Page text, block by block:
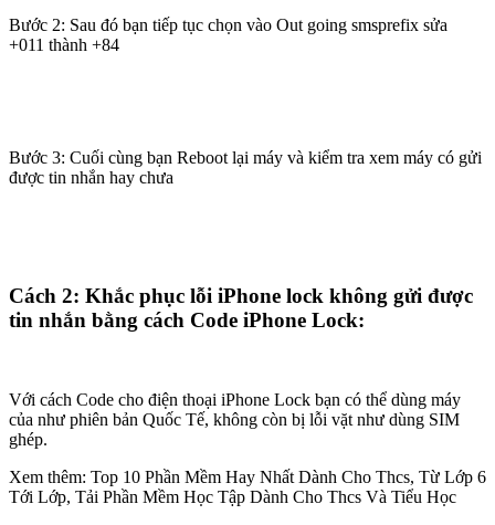
Bước 2: Sau đó bạn tiếp tục chọn vào Out going smsprefix sửa
+011 thành +84
Bước 3: Cuối cùng bạn Reboot lại máy và kiểm tra xem máy có gửi
được tin nhắn hay chưa
Cách 2: Khắc phục lỗi iPhone lock không gửi được
tin nhắn bằng cách Code iPhone Lock:
Với cách Code cho điện thoại iPhone Lock bạn có thể dùng máy
của như phiên bản Quốc Tế, không còn bị lỗi vặt như dùng SIM
ghép.
Xem thêm: Top 10 Phần Mềm Hay Nhất Dành Cho Thcs, Từ Lớp 6
Tới Lớp, Tải Phần Mềm Học Tập Dành Cho Thcs Và Tiểu Học